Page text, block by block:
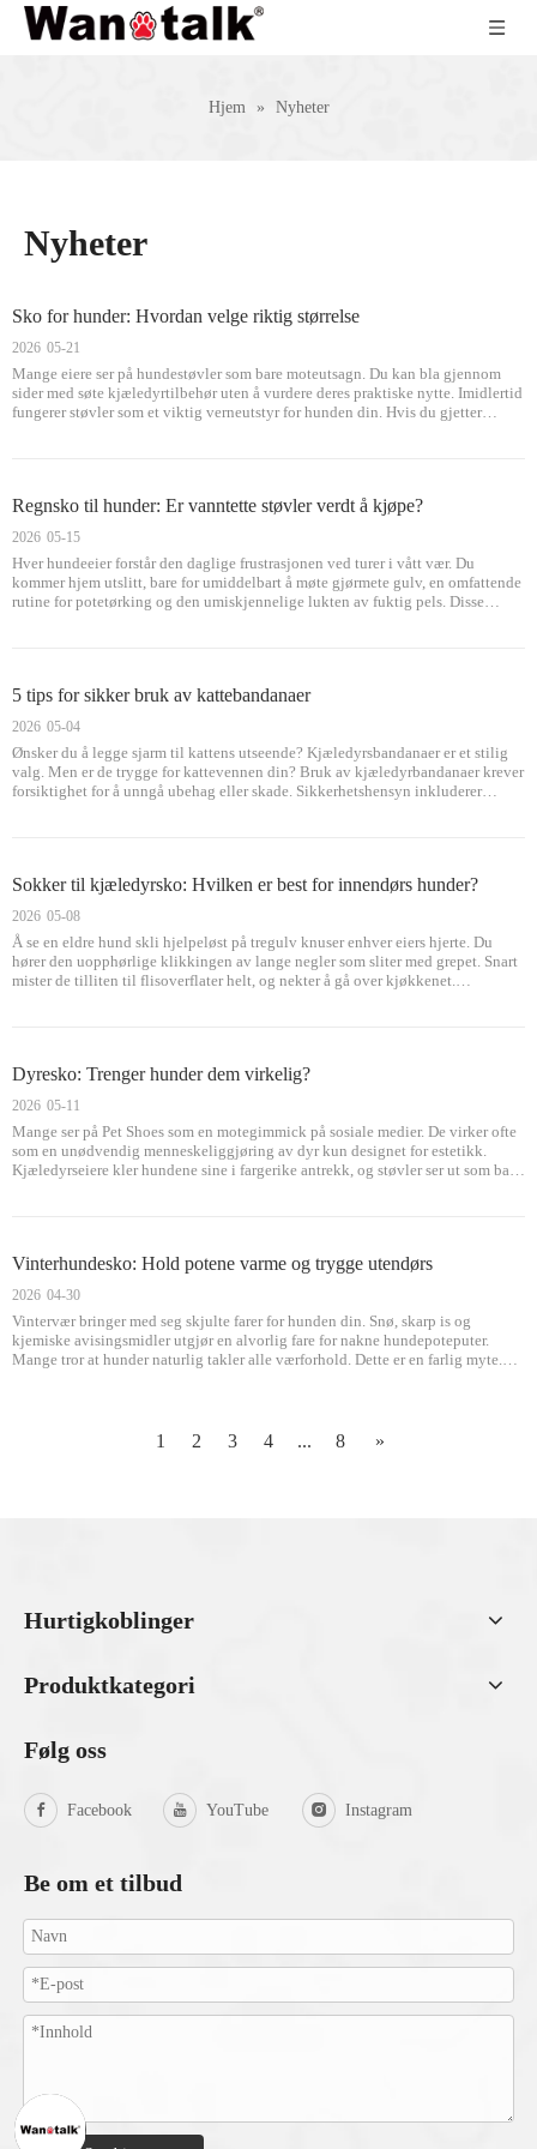
Hjem » Nyheter
Nyheter
Sko for hunder: Hvordan velge riktig størrelse
Mange eiere ser på hundestøvler som bare moteutsagn. Du kan bla gjennom
sider med søte kjæledyrtilbehør uten å vurdere deres praktiske nytte. Imidlertid
fungerer støvler som et viktig verneutstyr for hunden din. Hvis du gjetter
2026 05-21
Regnsko til hunder: Er vanntette støvler verdt å kjøpe?
Hver hundeeier forstår den daglige frustrasjonen ved turer i vått vær. Du
kommer hjem utslitt, bare for umiddelbart å møte gjørmete gulv, en omfattende
rutine for potetørking og den umiskjennelige lukten av fuktig pels. Disse
2026 05-15
5 tips for sikker bruk av kattebandanaer
Ønsker du å legge sjarm til kattens utseende? Kjæledyrsbandanaer er et stilig
valg. Men er de trygge for kattevennen din? Bruk av kjæledyrbandanaer krever
forsiktighet for å unngå ubehag eller skade. Sikkerhetshensyn inkluderer
2026 05-04
Sokker til kjæledyrsko: Hvilken er best for innendørs hunder?
Å se en eldre hund skli hjelpeløst på tregulv knuser enhver eiers hjerte. Du
hører den uopphørlige klikkingen av lange negler som sliter med grepet. Snart
mister de tilliten til flisoverflater helt, og nekter å gå over kjøkkenet.
2026 05-08
Dyresko: Trenger hunder dem virkelig?
Mange ser på Pet Shoes som en motegimmick på sosiale medier. De virker ofte
som en unødvendig menneskeliggjøring av dyr kun designet for estetikk.
Kjæledyrseiere kler hundene sine i fargerike antrekk, og støvler ser ut som bare
2026 05-11
Vinterhundesko: Hold potene varme og trygge utendørs
Vintervær bringer med seg skjulte farer for hunden din. Snø, skarp is og
kjemiske avisingsmidler utgjør en alvorlig fare for nakne hundepoteputer.
Mange tror at hunder naturlig takler alle værforhold. Dette er en farlig myte.
2026 04-30
1 2 3 4 ... 8 »
Hurtigkoblinger
Produktkategori
Følg oss
Facebook YouTube Instagram
Be om et tilbud